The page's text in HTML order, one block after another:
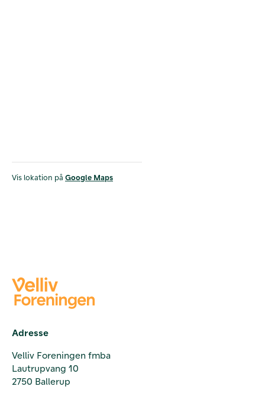
Vis lokation på Google Maps
Adresse
Velliv Foreningen fmba
Lautrupvang 10
2750 Ballerup